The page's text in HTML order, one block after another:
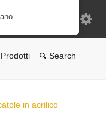
Prodotti